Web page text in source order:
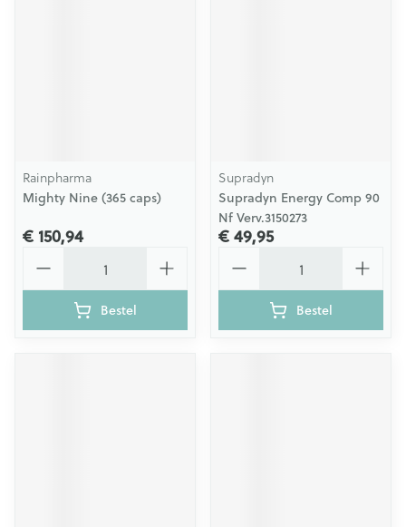
Rainpharma
Mighty Nine (365 caps)
€ 150,94
Bestel
Supradyn
Supradyn Energy Comp 90
Nf Verv.3150273
€ 49,95
Bestel